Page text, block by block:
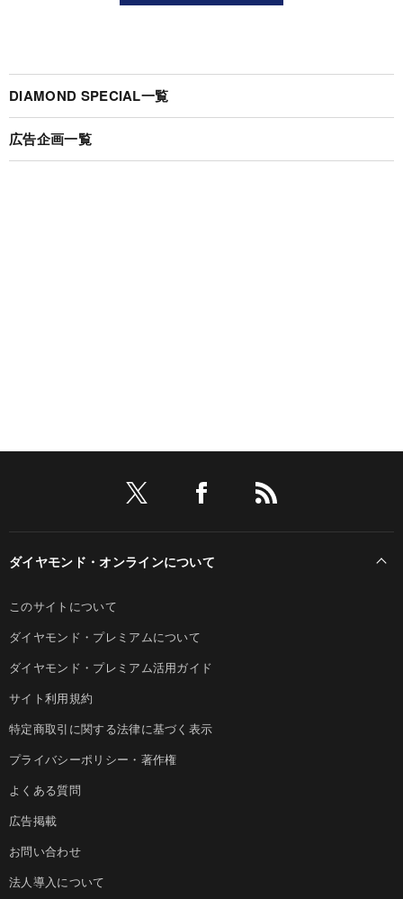
DIAMOND SPECIAL一覧
広告企画一覧
ダイヤモンド・オンラインについて
このサイトについて
ダイヤモンド・プレミアムについて
ダイヤモンド・プレミアム活用ガイド
サイト利用規約
特定商取引に関する法律に基づく表示
プライバシーポリシー・著作権
よくある質問
広告掲載
お問い合わせ
法人導入について